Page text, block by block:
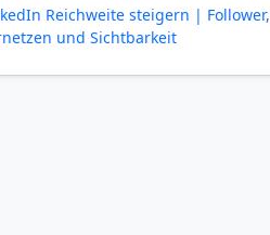
Reichweite steigern | Follower,
und Sichtbarkeit